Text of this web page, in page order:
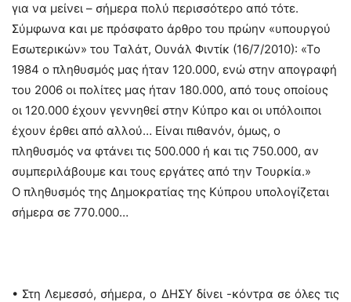
για να μείνει – σήμερα πολύ περισσότερο από τότε.
Σύμφωνα και με πρόσφατο άρθρο του πρώην «υπουργού
Εσωτερικών» του Ταλάτ, Ουνάλ Φιντίκ (16/7/2010): «Το
1984 ο πληθυσμός μας ήταν 120.000, ενώ στην απογραφή
του 2006 οι πολίτες μας ήταν 180.000, από τους οποίους
οι 120.000 έχουν γεννηθεί στην Κύπρο και οι υπόλοιποι
έχουν έρθει από αλλού… Είναι πιθανόν, όμως, ο
πληθυσμός να φτάνει τις 500.000 ή και τις 750.000, αν
συμπεριλάβουμε και τους εργάτες από την Τουρκία.»
Ο πληθυσμός της Δημοκρατίας της Κύπρου υπολογίζεται
σήμερα σε 770.000…
• Στη Λεμεσσό, σήμερα, ο ΔΗΣΥ δίνει -κόντρα σε όλες τις